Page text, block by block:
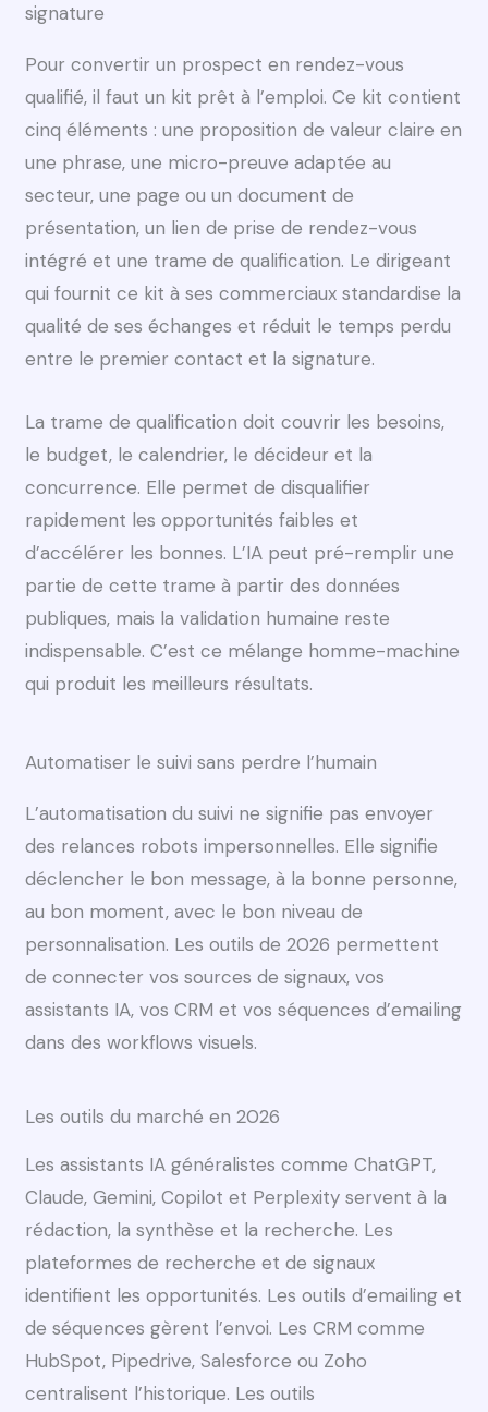
signature
Pour convertir un prospect en rendez-vous
qualifié, il faut un kit prêt à l’emploi. Ce kit contient
cinq éléments : une proposition de valeur claire en
une phrase, une micro-preuve adaptée au
secteur, une page ou un document de
présentation, un lien de prise de rendez-vous
intégré et une trame de qualification. Le dirigeant
qui fournit ce kit à ses commerciaux standardise la
qualité de ses échanges et réduit le temps perdu
entre le premier contact et la signature.
La trame de qualification doit couvrir les besoins,
le budget, le calendrier, le décideur et la
concurrence. Elle permet de disqualifier
rapidement les opportunités faibles et
d’accélérer les bonnes. L’IA peut pré-remplir une
partie de cette trame à partir des données
publiques, mais la validation humaine reste
indispensable. C’est ce mélange homme-machine
qui produit les meilleurs résultats.
Automatiser le suivi sans perdre l’humain
L’automatisation du suivi ne signifie pas envoyer
des relances robots impersonnelles. Elle signifie
déclencher le bon message, à la bonne personne,
au bon moment, avec le bon niveau de
personnalisation. Les outils de 2026 permettent
de connecter vos sources de signaux, vos
assistants IA, vos CRM et vos séquences d’emailing
dans des workflows visuels.
Les outils du marché en 2026
Les assistants IA généralistes comme ChatGPT,
Claude, Gemini, Copilot et Perplexity servent à la
rédaction, la synthèse et la recherche. Les
plateformes de recherche et de signaux
identifient les opportunités. Les outils d’emailing et
de séquences gèrent l’envoi. Les CRM comme
HubSpot, Pipedrive, Salesforce ou Zoho
centralisent l’historique. Les outils